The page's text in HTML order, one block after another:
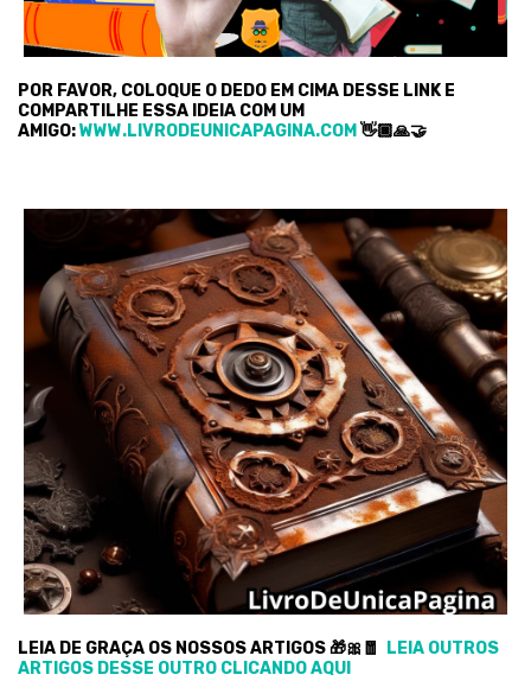
POR FAVOR, COLOQUE O DEDO EM CIMA DESSE LINK E
COMPARTILHE ESSA IDEIA COM UM
AMIGO:WWW.LIVRODEUNICAPAGINA.COM 👋🏿🙏🤝
LEIA DE GRAÇA OS NOSSOS ARTIGOS 🎁🎀🧧 LEIA OUTROS
ARTIGOS DESSE OUTRO CLICANDO AQUI